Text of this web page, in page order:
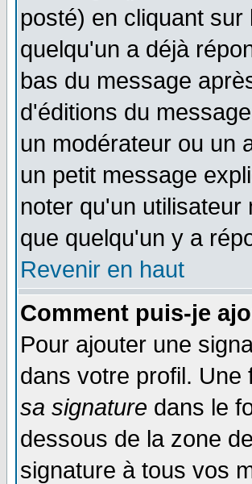
posté) en cliquant sur
quelqu'un a déjà
bas du message
d'éditions du
un modérateur ou un
un petit message
noter qu'un
que quelqu'un y a
Revenir en haut
Comment puis-je
Pour ajouter une
dans votre profil.
sa signature dans le
dessous de la zone
signature à tous vos